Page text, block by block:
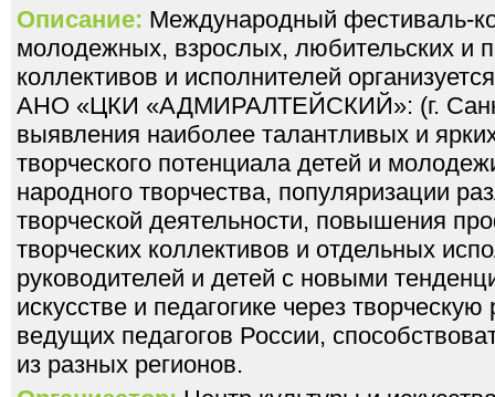
Описание: Международный фестиваль-
молодежных, взрослых, любительских и
коллективов и исполнителей
АНО «ЦКИ «АДМИРАЛТЕЙСКИЙ»: (г.
выявления наиболее талантливых и
творческого потенциала детей и
народного творчества, популяризации
творческой деятельности, повышения
творческих коллективов и отдельных
руководителей и детей с новыми
искусстве и педагогике через
ведущих педагогов России,
из разных регионов.